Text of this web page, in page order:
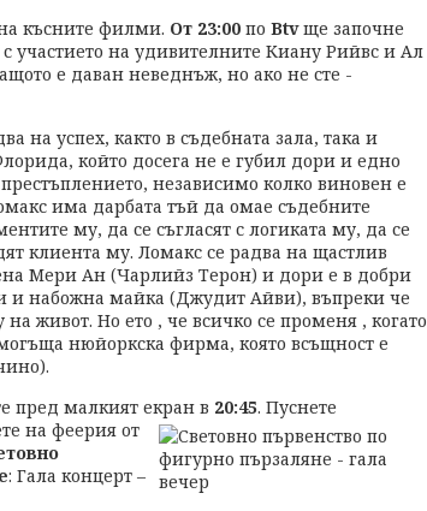
късните филми. От 23:00 по Btvще започне
участието на удивителните Киану Рийвс и Ал
е даван неведнъж, но ако не сте -
на успех, както в съдебната зала, така и
който досега не е губил дори и едно
независимо колко виновен е
има дарбата тъй да омае съдебните
му, да се съгласят с логиката му, да се
клиента му. Ломакс се радва на щастлив
Мери Ан (Чарлийз Терон) и дори е в добри
и набожна майка (Джудит Айви), въпреки че
живот. Но ето , че всичко се променя , когато
нюйоркска фирма, която всъщност е
пред малкият екран в 20:45. Пуснете
на феерия от
: Гала концерт –